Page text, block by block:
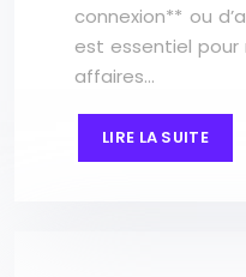
connexion** ou
est essentiel
affaires…
LIRE LA SUITE